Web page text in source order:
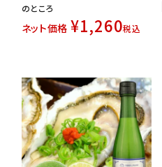
のところ
ネット価格 ¥1,260税込